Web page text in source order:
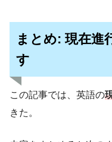
まとめ: 現在進
す
この記事では、英語の
きた。